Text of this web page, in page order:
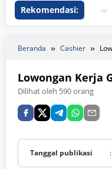
Rekomendasi: PT
Beranda Cashier
Lowongan Kerja
Dilihat oleh 590 orang
Tanggal publikasi :